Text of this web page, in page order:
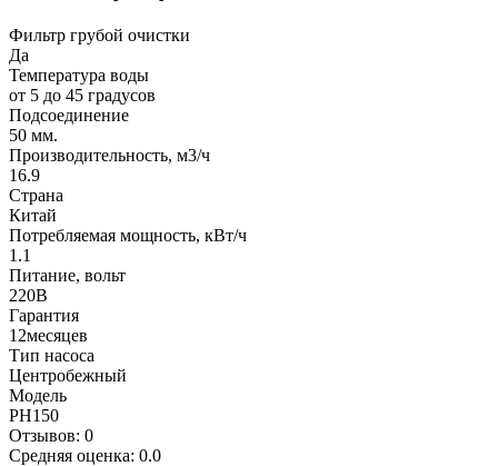
Фильтр грубой очистки
Да
Температура воды
от 5 до 45 градусов
Подсоединение
50 мм.
Производительность, м3/ч
16.9
Страна
Китай
Потребляемая мощность, кВт/ч
1.1
Питание, вольт
220В
Гарантия
12месяцев
Тип насоса
Центробежный
Модель
PH150
Отзывов: 0
Средняя оценка: 0.0